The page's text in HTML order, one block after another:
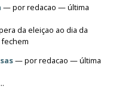
—porredacao — última
da eleiçao ao dia da
fechem
—porredacao — última